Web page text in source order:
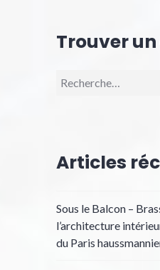
Trouver
Recherche
Articles
Sous le Balcon –
l’architecture
du Paris